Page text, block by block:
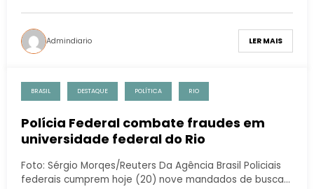
Admindiario LER MAIS
BRASIL DESTAQUE POLÍTICA RIO
Polícia Federal combate fraudes em
universidade federal do Rio
Foto: Sérgio Morqes/Reuters Da Agência Brasil Policiais
federais cumprem hoje (20) nove mandados de busca…